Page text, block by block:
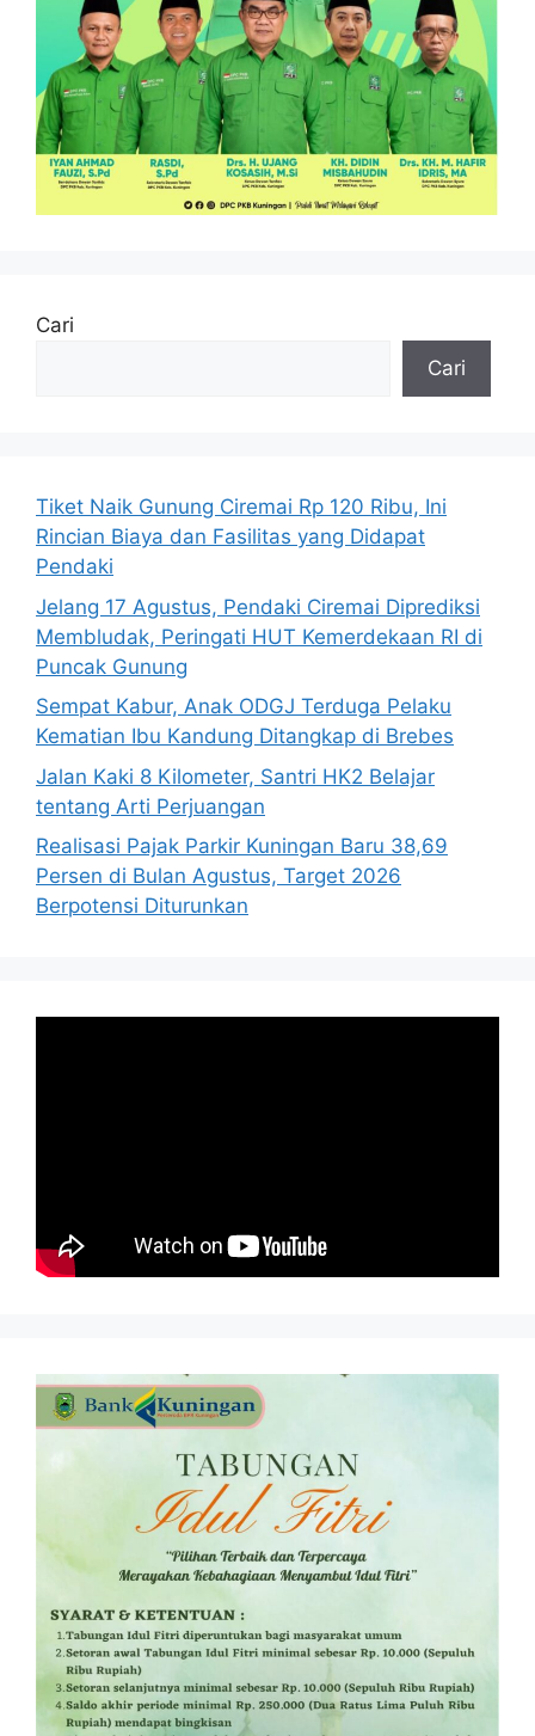
Cari
Cari
Tiket Naik Gunung Ciremai Rp 120 Ribu, Ini
Rincian Biaya dan Fasilitas yang Didapat
Pendaki
Jelang 17 Agustus, Pendaki Ciremai Diprediksi
Membludak, Peringati HUT Kemerdekaan RI di
Puncak Gunung
Sempat Kabur, Anak ODGJ Terduga Pelaku
Kematian Ibu Kandung Ditangkap di Brebes
Jalan Kaki 8 Kilometer, Santri HK2 Belajar
tentang Arti Perjuangan
Realisasi Pajak Parkir Kuningan Baru 38,69
Persen di Bulan Agustus, Target 2026
Berpotensi Diturunkan